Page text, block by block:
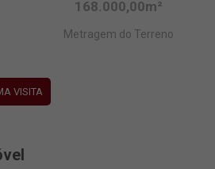
168.000,00m²
Metragem do Terreno
VISITA